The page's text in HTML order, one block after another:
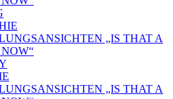
„IS THAT A
„IS THAT A